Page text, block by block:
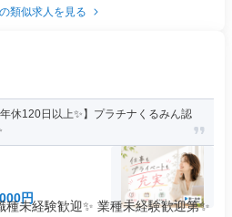
類似求人を見る
休120日以上✨】プラチナくるみん認
円
未経験歓迎✨ 業種未経験歓迎第✨